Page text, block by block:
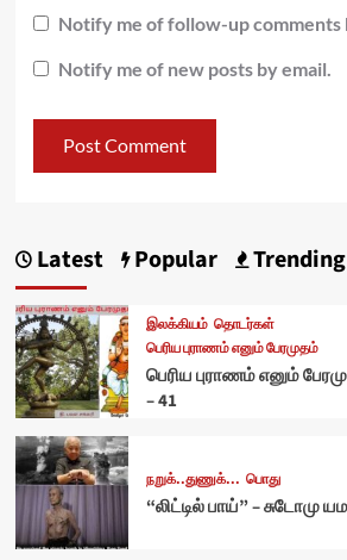
Notify me of follow-up comments
Notify me of new posts by email.
Latest Popular Trending
இலக்கியம் தொடர்கள்
பெரிய புராணம் எனும் பேரமுதம்
பெரிய புராணம் எனும்
– 41
நறுக்..துணுக்... பொது
“லிட்டில் பாய்” – சுடோமு